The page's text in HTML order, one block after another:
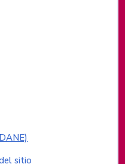
sitio